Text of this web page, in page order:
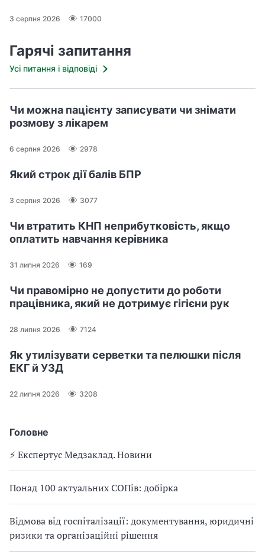
Головне
⚡️ Експертус Медзаклад. Новини
Понад 100 актуальних СОПів: добірка
Відмова від госпіталізації: документування, юридичні
ризики та організаційні рішення
3 серпня 2026 17000
Гарячі запитання
Усі питання і відповіді
Чи можна пацієнту записувати чи знімати
розмову з лікарем
6 серпня 2026 2978
Який строк дії балів БПР
3 серпня 2026 3077
Чи втратить КНП неприбутковість, якщо
оплатить навчання керівника
31 липня 2026 169
Чи правомірно не допустити до роботи
працівника, який не дотримує гігієни рук
28 липня 2026 7124
Як утилізувати серветки та пелюшки після
ЕКГ й УЗД
22 липня 2026 3208